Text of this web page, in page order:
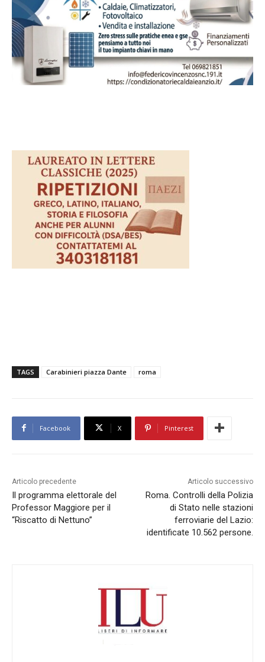
TAGS Carabinieri piazza Dante roma
Facebook X Pinterest
Articolo precedente
Il programma elettorale del
Professor Maggiore per il
“Riscatto di Nettuno”
Articolo successivo
Roma. Controlli della Polizia
di Stato nelle stazioni
ferroviarie del Lazio:
identificate 10.562 persone.